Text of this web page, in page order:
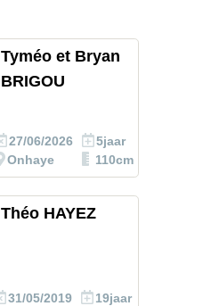
Tyméo et Bryan
BRIGOU
27/06/2026
Onhaye
5jaar
110cm
Théo HAYEZ
31/05/2019
19jaar